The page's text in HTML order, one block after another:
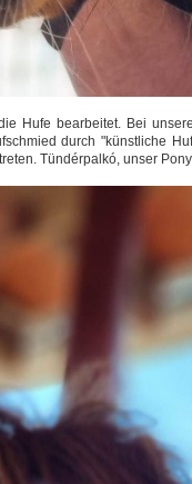
Hufe bearbeitet. Bei
durch "künstliche
Tündérpalkó, unser